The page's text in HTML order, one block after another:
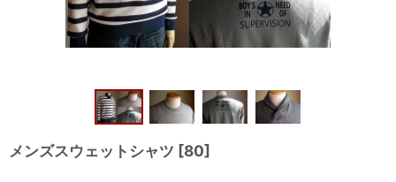
メンズスウェットシャツ [80]